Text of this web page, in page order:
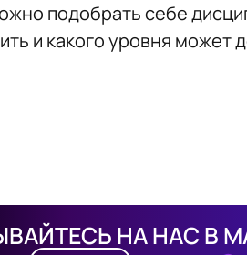
подобрать себе
и какого уровня может
НА НАС В